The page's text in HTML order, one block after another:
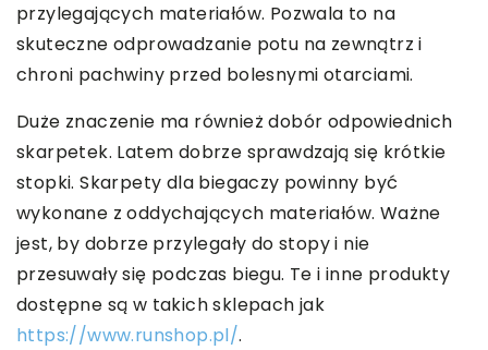
przylegających materiałów. Pozwala to na
skuteczne odprowadzanie potu na zewnątrz i
chroni pachwiny przed bolesnymi otarciami.
Duże znaczenie ma również dobór odpowiednich
skarpetek. Latem dobrze sprawdzają się krótkie
stopki. Skarpety dla biegaczy powinny być
wykonane z oddychających materiałów. Ważne
jest, by dobrze przylegały do stopy i nie
przesuwały się podczas biegu. Te i inne produkty
dostępne są w takich sklepach jak
https://www.runshop.pl/.